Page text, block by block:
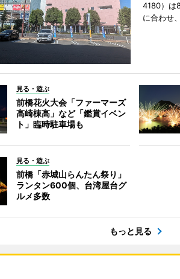
4180）は
に合わせ
見る・遊ぶ
前橋花火大会「ファーマーズ
高崎棟高」など「鑑賞イベン
ト」臨時駐車場も
見る・遊ぶ
前橋「赤城山らんたん祭り」
ランタン600個、台湾屋台グ
ルメ多数
もっと見る